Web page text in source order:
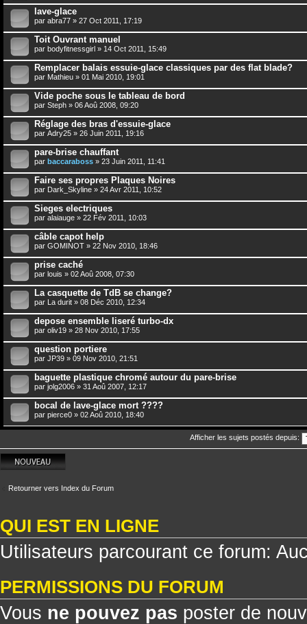
lave-glace
par abra77 » 27 Oct 2011, 17:19
Toit Ouvrant manuel
par bodyfitnessgirl » 14 Oct 2011, 15:49
Remplacer balais essuie-glace classiques par des flat blade?
par Mathieu » 01 Mai 2010, 19:01
Vide poche sous le tableau de bord
par Steph » 06 Aoû 2008, 09:20
Réglage des bras d'essuie-glace
par Adry25 » 26 Juin 2011, 19:16
pare-brise chauffant
par baccaraboss » 23 Juin 2011, 11:41
Faire ses propres Plaques Noires
par Dark_Skyline » 24 Avr 2011, 10:52
Sieges electriques
par alaiauge » 22 Fév 2011, 10:03
câble capot help
par GOMINOT » 22 Nov 2010, 18:46
prise caché
par louis » 02 Aoû 2008, 07:30
La casquette de TdB se change?
par La durit » 08 Déc 2010, 12:34
depose ensemble liseré turbo-dx
par oliv19 » 28 Nov 2010, 17:55
question portiere
par JP39 » 09 Nov 2010, 21:51
baguette plastique chromé autour du pare-brise
par jolg2006 » 31 Aoû 2007, 12:17
bocal de lave-glace mort ????
par pierce0 » 02 Aoû 2010, 18:40
Afficher les sujets postés depuis:
Écrire un nouveau
sujet
Retourner vers Index du Forum
QUI EST EN LIGNE
Utilisateurs parcourant ce forum:
PERMISSIONS DU FORUM
Vous ne pouvez pas poster de